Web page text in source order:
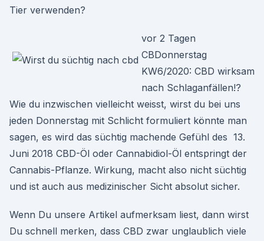
Tier verwenden?
vor 2 Tagen
CBDonnerstag
KW6/2020: CBD wirksam
nach Schlaganfällen!?
Wie du inzwischen vielleicht weisst, wirst du bei uns
jeden Donnerstag mit Schlicht formuliert könnte man
sagen, es wird das süchtig machende Gefühl des 13.
Juni 2018 CBD-Öl oder Cannabidiol-Öl entspringt der
Cannabis-Pflanze. Wirkung, macht also nicht süchtig
und ist auch aus medizinischer Sicht absolut sicher.
Wenn Du unsere Artikel aufmerksam liest, dann wirst
Du schnell merken, dass CBD zwar unglaublich viele